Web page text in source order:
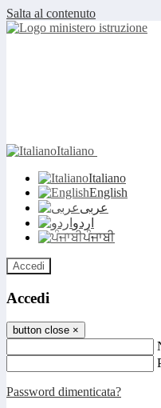
Salta al contenuto
Italiano
Italiano
English
عربى
اردو
ਪੰਜਾਬੀ
Accedi
Accedi
button close ×
Password dimenticata?